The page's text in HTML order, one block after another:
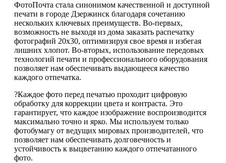
ФотоПочта стала синонимом качественной и доступной
печати в городе Дзержинск благодаря сочетанию
нескольких ключевых преимуществ. Во-первых,
возможность не выходя из дома заказать распечатку
фотографий 20х30, оптимизируя свое время и избегая
лишних хлопот. Во-вторых, использование передовых
технологий печати и профессионального оборудования
позволяет нам обеспечивать выдающееся качество
каждого отпечатка.
?Каждое фото перед печатью проходит цифровую
обработку для коррекции цвета и контраста. Это
гарантирует, что каждое изображение воспроизводится
максимально точно и ярко. Мы используем только
фотобумагу от ведущих мировых производителей, что
позволяет нам обеспечивать долговечность и
устойчивость к выцветанию каждого отпечатанного
фото.